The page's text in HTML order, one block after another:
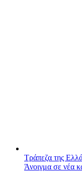
Τράπεζα της
Άνοιγμα σε νέα